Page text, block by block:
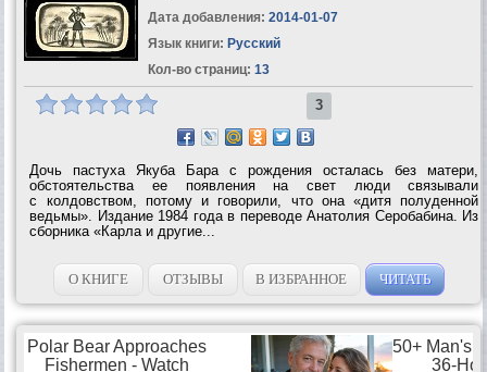
Дата добавления: 2014-01-07
Язык книги: Русский
Кол-во страниц: 13
3
Дочь пастуха Якуба Бара с рождения осталась без матери,
обстоятельства ее появления на свет люди связывали
с колдовством, потому и говорили, что она «дитя полуденной
ведьмы». Издание 1984 года в переводе Анатолия Серобабина. Из
сборника «Карла и другие...
О КНИГЕ ОТЗЫВЫ В ИЗБРАННОЕ ЧИТАТЬ